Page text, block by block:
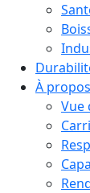
À
Vue